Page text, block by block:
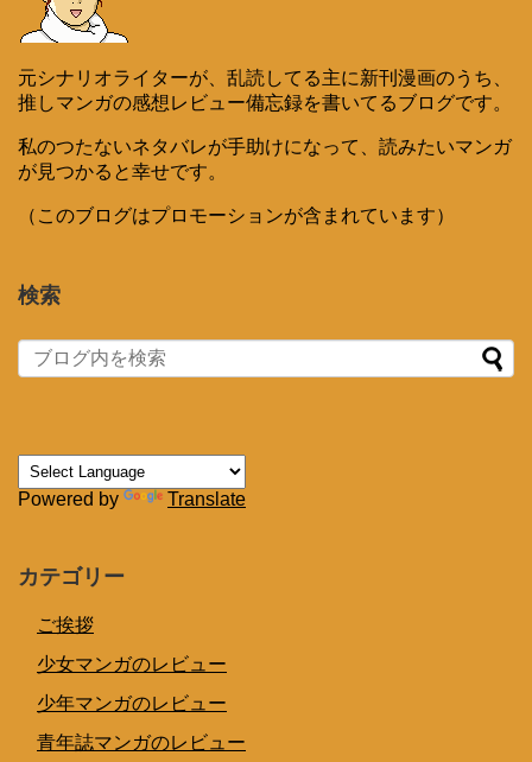
元シナリオライターが、乱読してる主に新刊漫画のうち、
推しマンガの感想レビュー備忘録を書いてるブログです。
私のつたないネタバレが手助けになって、読みたいマンガ
が見つかると幸せです。
（このブログはプロモーションが含まれています）
検索
Powered by Translate
カテゴリー
ご挨拶
少女マンガのレビュー
少年マンガのレビュー
青年誌マンガのレビュー